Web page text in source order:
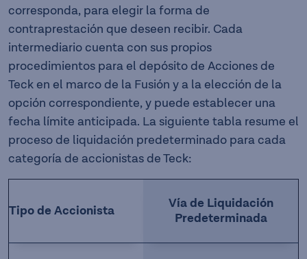
corresponda, para elegir la forma de
contraprestación que deseen recibir. Cada
intermediario cuenta con sus propios
procedimientos para el depósito de Acciones de
Teck en el marco de la Fusión y a la elección de la
opción correspondiente, y puede establecer una
fecha límite anticipada. La siguiente tabla resume el
proceso de liquidación predeterminado para cada
categoría de accionistas de Teck:
Tipo de Accionista
Vía de Liquidación
Predeterminada